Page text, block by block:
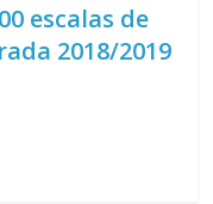
escalas de
2018/2019